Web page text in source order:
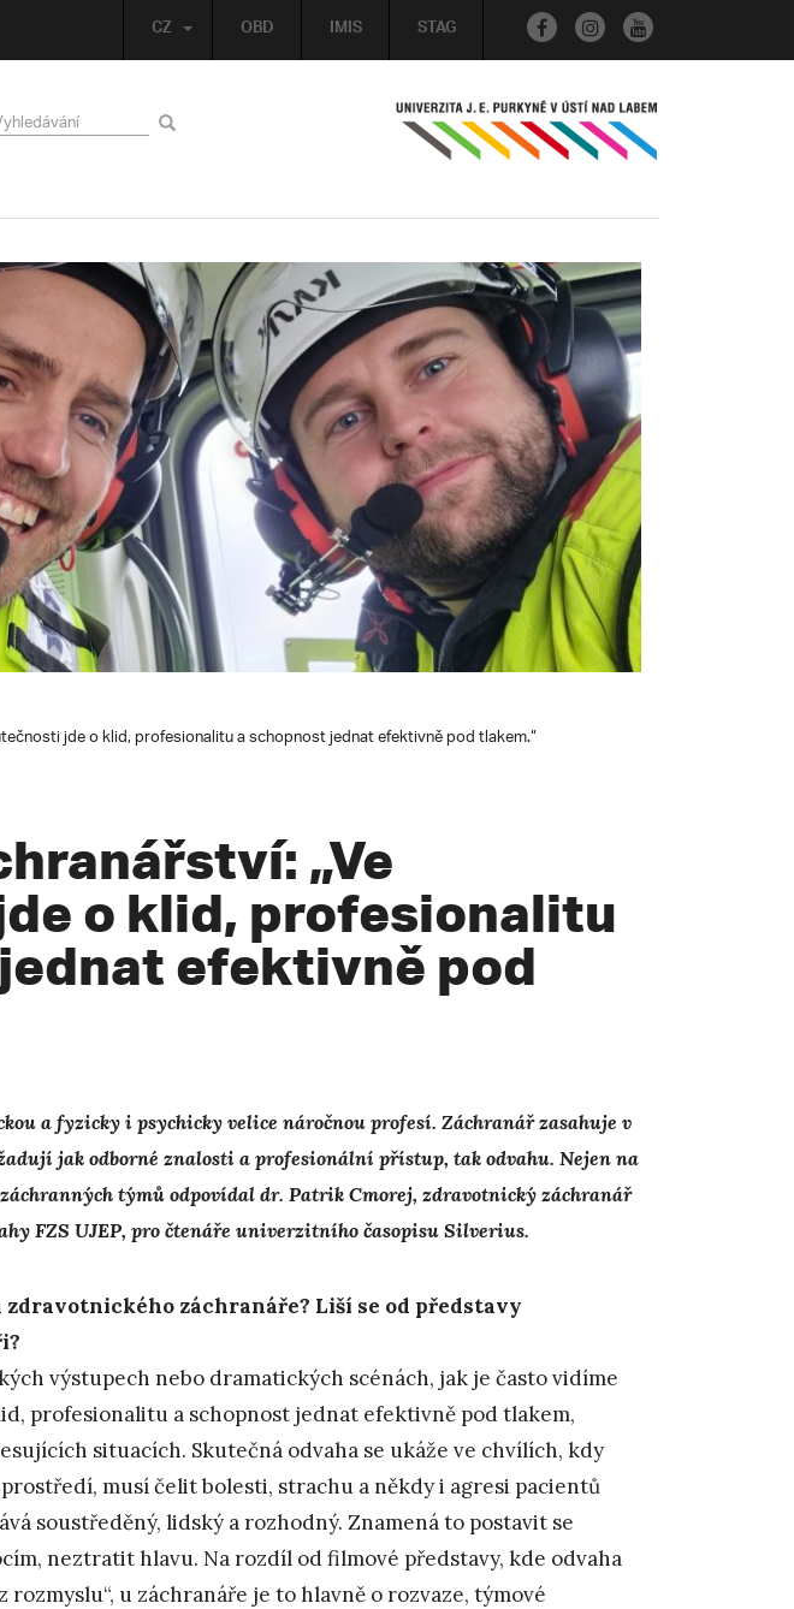
OBD IMIS STAG
CZ
jde o klid, profesionalitu a schopnost jednat efektivně pod tlakem.“
„Ve
o klid, profesionalitu
efektivně pod
a fyzicky i psychicky velice náročnou profesí. Záchranář zasahuje v
jak odborné znalosti a profesionální přístup, tak odvahu. Nejen na
týmů odpovídal dr. Patrik Cmorej, zdravotnický záchranář
FZS UJEP, pro čtenáře univerzitního časopisu Silverius.
zdravotnického záchranáře? Liší se od představy
výstupech nebo dramatických scénách, jak je často vidíme
profesionalitu a schopnost jednat efektivně pod tlakem,
situacích. Skutečná odvaha se ukáže ve chvílích, kdy
musí čelit bolesti, strachu a někdy i agresi pacientů
soustředěný, lidský a rozhodný. Znamená to postavit se
neztratit hlavu. Na rozdíl od filmové představy, kde odvaha
rozmyslu“, u záchranáře je to hlavně o rozvaze, týmové